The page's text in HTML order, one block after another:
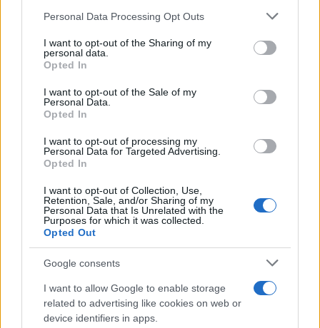
Please note that this website/app uses one or more Google
not limited to your visit or usage behaviour. You may click to
grant or deny consent to Google and its third-party tags to
use your data for below specified purposes in below Google
consent section.
Personal Data Processing Opt Outs
I want to opt-out of the Sharing of my
personal data.
Opted In
I want to opt-out of the Sale of my
Personal Data.
Opted In
I want to opt-out of processing my
Personal Data for Targeted Advertising.
Opted In
I want to opt-out of Collection, Use,
Retention, Sale, and/or Sharing of my
Personal Data that Is Unrelated with the
Purposes for which it was collected.
Opted Out
Google consents
I want to allow Google to enable storage
related to advertising like cookies on web or
device identifiers in apps.
Intervención conjunta de Japón y EE.UU. para frenar la caída
Marta Ruiz · 7 Ago 2026
FINANZAS